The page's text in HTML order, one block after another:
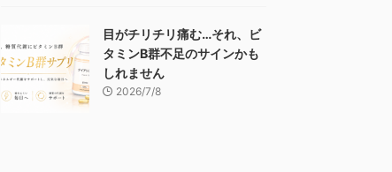
目がチリチリ痛む…それ、ビ
タミンB群不足のサインかも
しれません
2026/7/8